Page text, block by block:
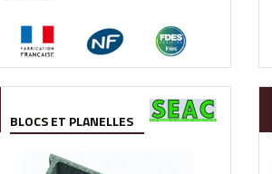
BLOCS ET PLANELLES